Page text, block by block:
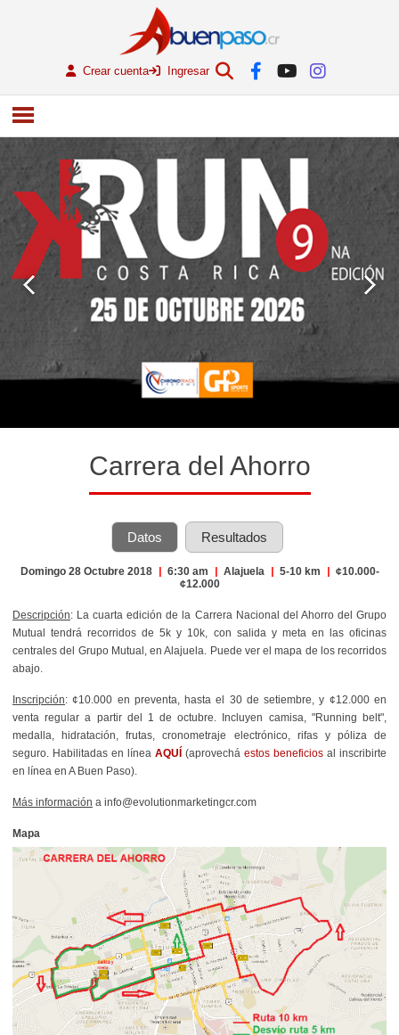
Crear cuenta Ingresar
Carrera del Ahorro
Datos Resultados
Domingo 28 Octubre 2018 | 6:30 am | Alajuela | 5-10 km | ¢10.000-
¢12.000
Descripción: La cuarta edición de la Carrera Nacional del Ahorro del Grupo
Mutual tendrá recorridos de 5k y 10k, con salida y meta en las oficinas
centrales del Grupo Mutual, en Alajuela. Puede ver el mapa de los recorridos
abajo.
Inscripción: ¢10.000 en preventa, hasta el 30 de setiembre, y ¢12.000 en
venta regular a partir del 1 de octubre. Incluyen camisa, "Running belt",
medalla, hidratación, frutas, cronometraje electrónico, rifas y póliza de
seguro. Habilitadas en línea AQUÍ (aprovechá estos beneficios al inscribirte
en línea en A Buen Paso).
Más información a info@evolutionmarketingcr.com
Mapa